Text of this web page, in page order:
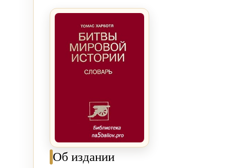
Об издании